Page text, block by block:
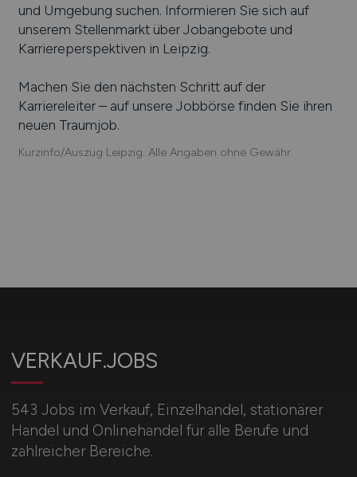
und Umgebung suchen. Informieren Sie sich auf
unserem Stellenmarkt über Jobangebote und
Karriereperspektiven in Leipzig.
Machen Sie den nächsten Schritt auf der
Karriereleiter – auf unsere Jobbörse finden Sie ihren
neuen Traumjob.
Kurzinfo/Auszug Leipzig. Alle Angaben ohne Gewähr.
VERKAUF.JOBS
543 Jobs im Verkauf, Einzelhandel, stationärer
Handel und Onlinehandel für alle Berufe und
zahlreicher Bereiche.